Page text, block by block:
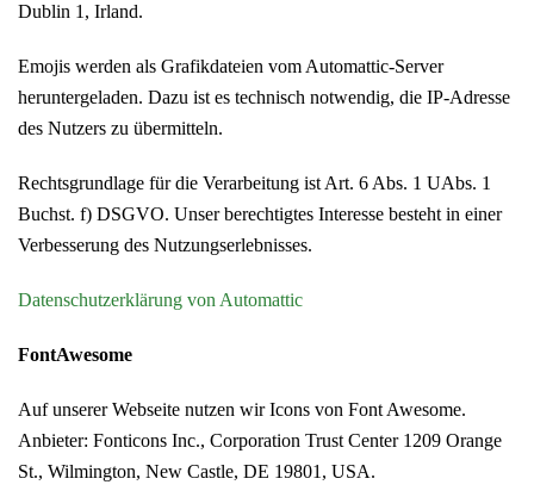
Dublin 1, Irland.
Emojis werden als Grafikdateien vom Automattic-Server
heruntergeladen. Dazu ist es technisch notwendig, die IP-Adresse
des Nutzers zu übermitteln.
Rechtsgrundlage für die Verarbeitung ist Art. 6 Abs. 1 UAbs. 1
Buchst. f) DSGVO. Unser berechtigtes Interesse besteht in einer
Verbesserung des Nutzungserlebnisses.
Datenschutzerklärung von Automattic
FontAwesome
Auf unserer Webseite nutzen wir Icons von Font Awesome.
Anbieter: Fonticons Inc., Corporation Trust Center 1209 Orange
St., Wilmington, New Castle, DE 19801, USA.